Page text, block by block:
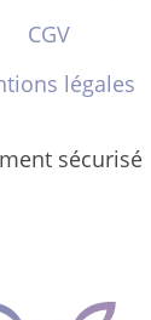
CGV
légales
sécurisé